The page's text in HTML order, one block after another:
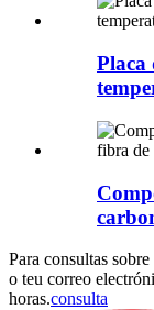
Placa
Para consultas
o teu correo
horas.consulta